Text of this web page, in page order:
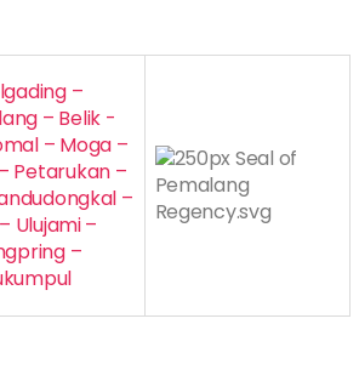
–
– Belik -
– Moga –
Petarukan –
–
Ulujami –
–